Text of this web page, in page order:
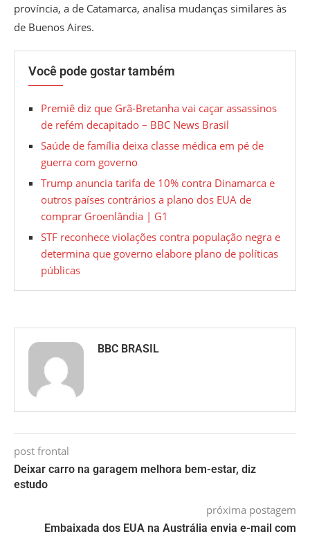
província, a de Catamarca, analisa mudanças similares às
de Buenos Aires.
Você pode gostar também
Premiê diz que Grã-Bretanha vai caçar assassinos
de refém decapitado – BBC News Brasil
Saúde de família deixa classe médica em pé de
guerra com governo
Trump anuncia tarifa de 10% contra Dinamarca e
outros países contrários a plano dos EUA de
comprar Groenlândia | G1
STF reconhece violações contra população negra e
determina que governo elabore plano de políticas
públicas
BBC BRASIL
post frontal
Deixar carro na garagem melhora bem-estar, diz
estudo
próxima postagem
Embaixada dos EUA na Austrália envia e-mail com